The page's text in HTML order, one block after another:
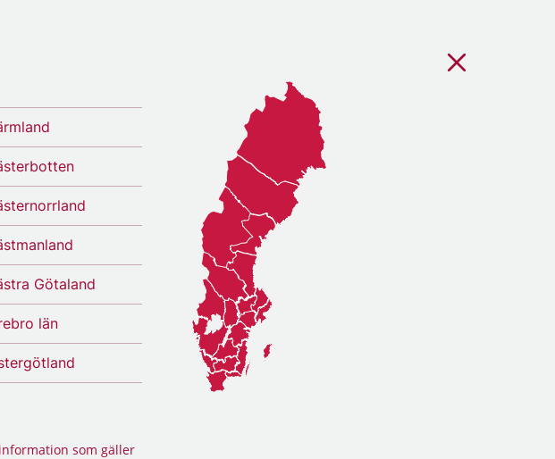
Götaland
län
som gäller